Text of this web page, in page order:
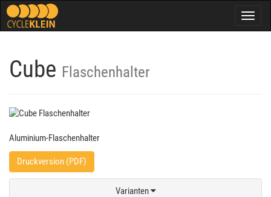
Cube Flaschenhalter
Aluminium-Flaschenhalter
Druckversion (PDF)
Varianten